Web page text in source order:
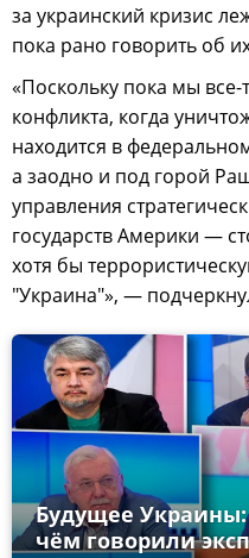
за украинский кризис
пока рано говорить об
«Поскольку пока мы
конфликта, когда
находится в
а заодно и под горой
управления
государств Америки —
хотя бы
"Украина"», —
Будущее
чём говорили